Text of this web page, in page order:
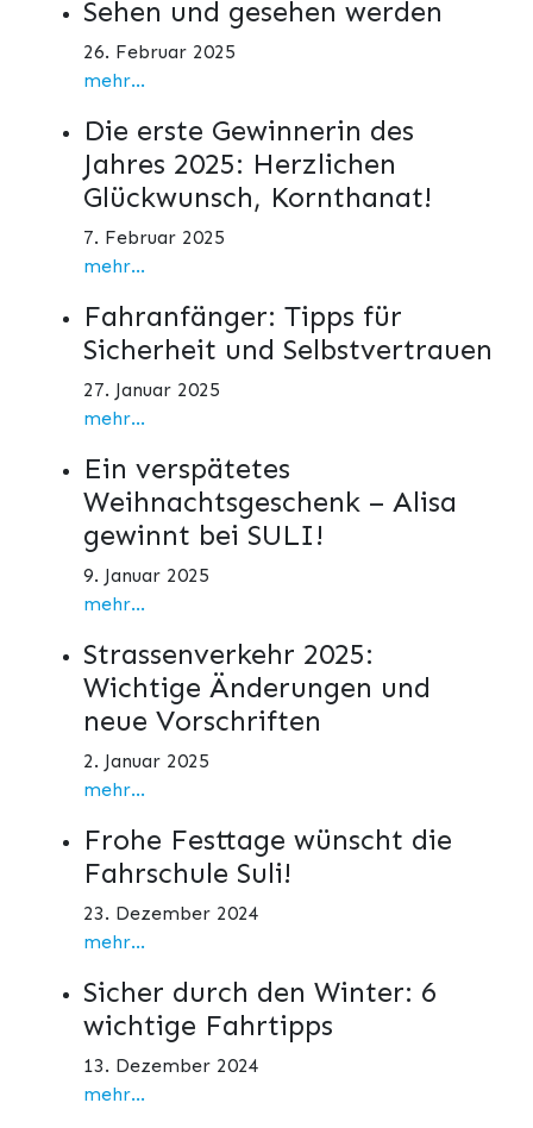
Sehen und gesehen werden
26. Februar 2025
mehr...
Die erste Gewinnerin des
Jahres 2025: Herzlichen
Glückwunsch, Kornthanat!
7. Februar 2025
mehr...
Fahranfänger: Tipps für
Sicherheit und Selbstvertrauen
27. Januar 2025
mehr...
Ein verspätetes
Weihnachtsgeschenk – Alisa
gewinnt bei SULI!
9. Januar 2025
mehr...
Strassenverkehr 2025:
Wichtige Änderungen und
neue Vorschriften
2. Januar 2025
mehr...
Frohe Festtage wünscht die
Fahrschule Suli!
23. Dezember 2024
mehr...
Sicher durch den Winter: 6
wichtige Fahrtipps
13. Dezember 2024
mehr...